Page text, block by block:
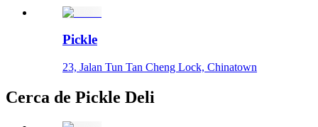
Pickle
23, Jalan Tun Tan Cheng Lock, Chinatown
Cerca de Pickle Deli